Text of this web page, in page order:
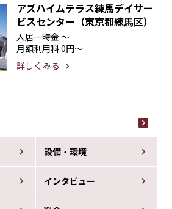
設備・環境
インタビュー
アズハイムテラス練馬デイサー
ビスセンター（東京都練馬区）
入居一時金 〜
月額利用料0円〜
詳しくみる